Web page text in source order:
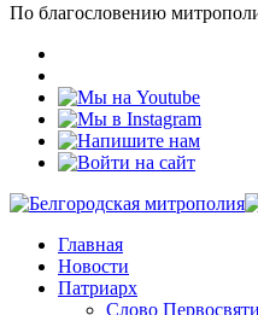
По благословению
Главная
Новости
Патриарх
Слово